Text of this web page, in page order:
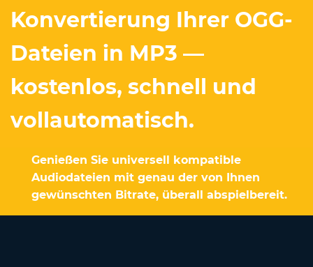
Konvertierung Ihrer OGG-
Dateien in MP3 —
kostenlos, schnell und
vollautomatisch.
Genießen Sie universell kompatible
Audiodateien mit genau der von Ihnen
gewünschten Bitrate, überall abspielbereit.